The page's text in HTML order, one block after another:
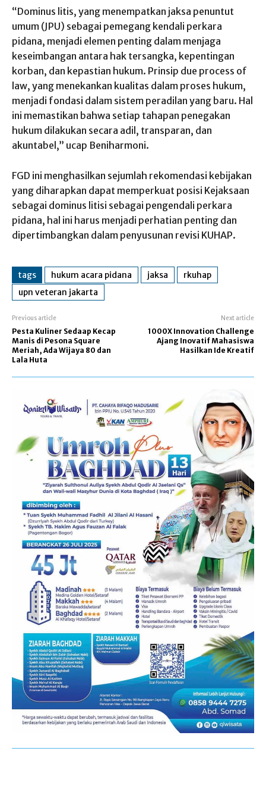
“Dominus litis, yang menempatkan jaksa penuntut
umum (JPU) sebagai pemegang kendali perkara
pidana, menjadi elemen penting dalam menjaga
keseimbangan antara hak tersangka, kepentingan
korban, dan kepastian hukum. Prinsip due process of
law, yang menekankan kualitas dalam proses hukum,
menjadi fondasi dalam sistem peradilan yang baru. Hal
ini memastikan bahwa setiap tahapan penegakan
hukum dilakukan secara adil, transparan, dan
akuntabel,” ucap Beniharmoni.
FGD ini menghasilkan sejumlah rekomendasi kebijakan
yang diharapkan dapat memperkuat posisi Kejaksaan
sebagai dominus litisi sebagai pengendali perkara
pidana, hal ini harus menjadi perhatian penting dan
dipertimbangkan dalam penyusunan revisi KUHAP.
tags hukum acara pidana jaksa
rkuhap
upn veteran jakarta
Previous article
Pesta Kuliner Sedaap Kecap
Manis di Pesona Square
Meriah, Ada Wijaya 80 dan
Lala Huta
Next article
1000X Innovation Challenge
Ajang Inovatif Mahasiswa
Hasilkan Ide Kreatif